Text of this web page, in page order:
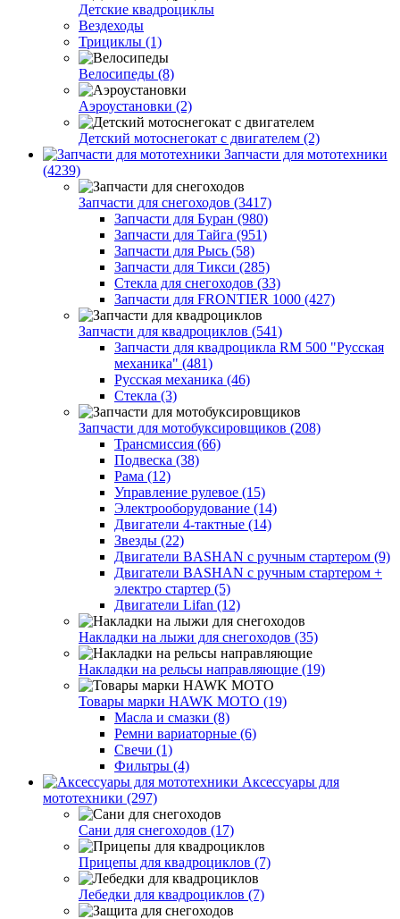
Детские квадроциклы
Вездеходы
Трициклы (1)
Велосипеды (8)
Аэроустановки (2)
Детский мотоснегокат с двигателем (2)
Запчасти для мототехники
(4239)
Запчасти для снегоходов (3417)
Запчасти для Буран (980)
Запчасти для Тайга (951)
Запчасти для Рысь (58)
Запчасти для Тикси (285)
Стекла для снегоходов (33)
Запчасти для FRONTIER 1000 (427)
Запчасти для квадроциклов (541)
Запчасти для квадроцикла RM 500 "Русская
механика" (481)
Русская механика (46)
Стекла (3)
Запчасти для мотобуксировщиков (208)
Трансмиссия (66)
Подвеска (38)
Рама (12)
Управление рулевое (15)
Электрооборудование (14)
Двигатели 4-тактные (14)
Звезды (22)
Двигатели BASHAN с ручным стартером (9)
Двигатели BASHAN с ручным стартером +
электро стартер (5)
Двигатели Lifan (12)
Накладки на лыжи для снегоходов (35)
Накладки на рельсы направляющие (19)
Товары марки HAWK MOTO (19)
Масла и смазки (8)
Ремни вариаторные (6)
Свечи (1)
Фильтры (4)
Аксессуары для
мототехники (297)
Сани для снегоходов (17)
Прицепы для квадроциклов (7)
Лебедки для квадроциклов (7)